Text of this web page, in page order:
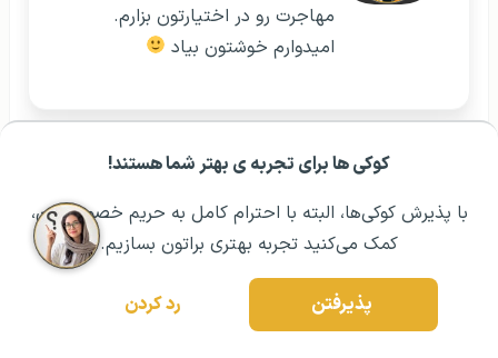
کوکی ها برای تجربه ی بهتر شما هستند!
با پذیرش کوکی‌ها، البته با احترام کامل به حریم خصوصیتون،
کمک می‌کنید تجربه بهتری براتون بسازیم.
پذیرفتن رد کردن
مشــاوره اولیه رایگان: ۰۲۱ ۴۳۰۰۰ ۰۲۱ رزرو مشاوره تخصصی
مهاجرت رو در اختیارتون بزارم.
امیدوارم خوشتون بیاد
مقالات مرتبط:
ویزای R-1 آمریکا | ویزای نیروی کار مذهبی
ویزای آمریکا
ویزای نخبگان آمریکا
ویزای EB3 آمریکا